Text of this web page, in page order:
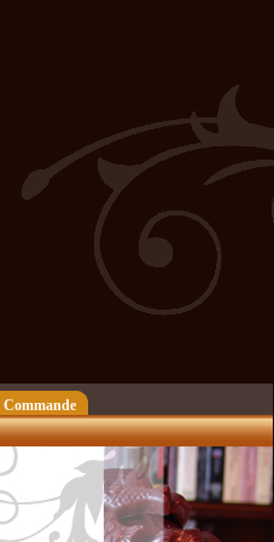
Commande